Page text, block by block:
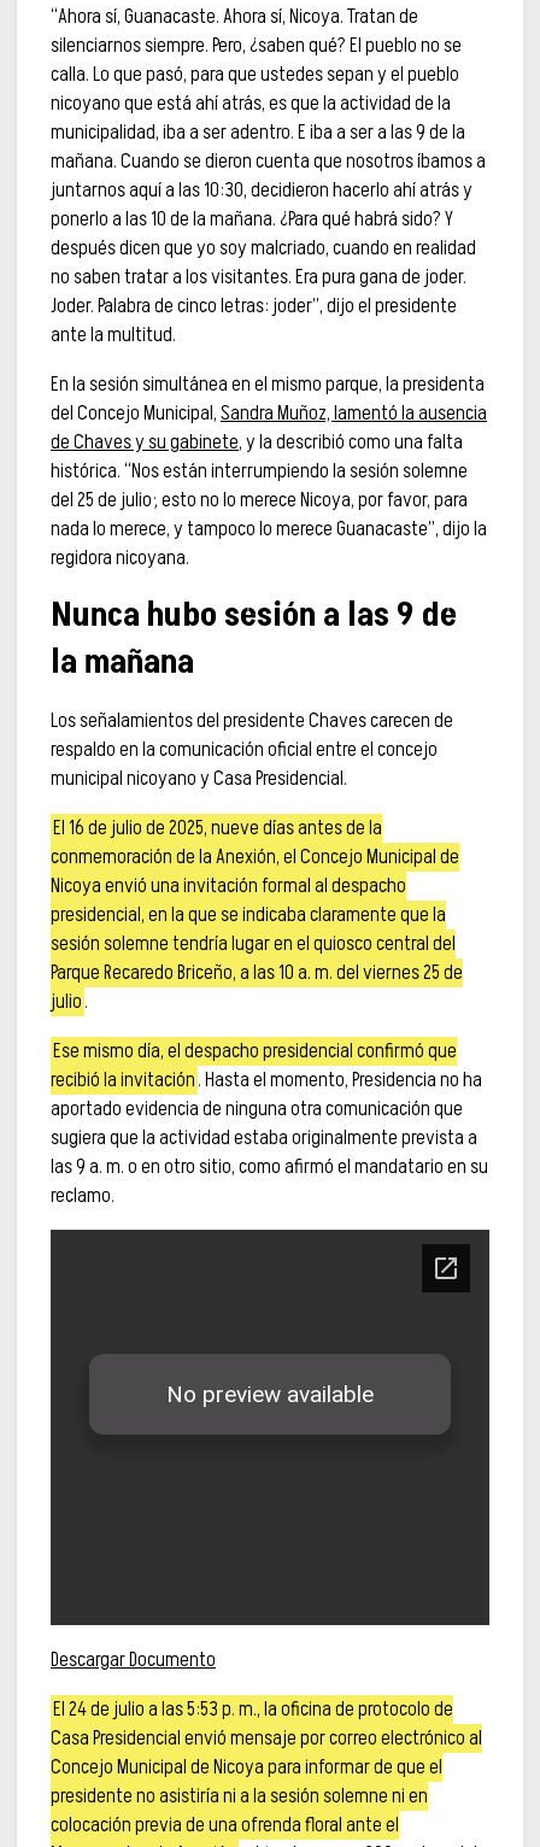
“Ahora sí, Guanacaste. Ahora sí, Nicoya. Tratan de
silenciarnos siempre. Pero, ¿saben qué? El pueblo no se
calla. Lo que pasó, para que ustedes sepan y el pueblo
nicoyano que está ahí atrás, es que la actividad de la
municipalidad, iba a ser adentro. E iba a ser a las 9 de la
mañana. Cuando se dieron cuenta que nosotros íbamos a
juntarnos aquí a las 10:30, decidieron hacerlo ahí atrás y
ponerlo a las 10 de la mañana. ¿Para qué habrá sido? Y
después dicen que yo soy malcriado, cuando en realidad
no saben tratar a los visitantes. Era pura gana de joder.
Joder. Palabra de cinco letras: joder”, dijo el presidente
ante la multitud.
En la sesión simultánea en el mismo parque, la presidenta
del Concejo Municipal,Sandra Muñoz, lamentó la ausencia
de Chaves y su gabinete, y la describió como una falta
histórica. “Nos están interrumpiendo la sesión solemne
del 25 de julio; esto no lo merece Nicoya, por favor, para
nada lo merece, y tampoco lo merece Guanacaste”, dijo la
regidora nicoyana.
Nunca hubo sesión a las 9 de
la mañana
Los señalamientos del presidente Chaves carecen de
respaldo en la comunicación oficial entre el concejo
municipal nicoyano y Casa Presidencial.
El 16 de julio de 2025, nueve días antes de la
conmemoración de la Anexión, el Concejo Municipal de
Nicoya envió una invitación formal al despacho
presidencial, en la que se indicaba claramente que la
sesión solemne tendría lugar en el quiosco central del
Parque Recaredo Briceño, a las 10 a. m. del viernes 25 de
julio.
Ese mismo día, el despacho presidencial confirmó que
recibió la invitación. Hasta el momento, Presidencia no ha
aportado evidencia de ninguna otra comunicación que
sugiera que la actividad estaba originalmente prevista a
las 9 a. m. o en otro sitio, como afirmó el mandatario en su
reclamo.
Descargar Documento
El 24 de julio a las 5:53 p. m., la oficina de protocolo de
Casa Presidencial envió mensaje por correo electrónico al
Concejo Municipal de Nicoya para informar de que el
presidente no asistiría ni a la sesión solemne ni en
colocación previa de una ofrenda floral ante el